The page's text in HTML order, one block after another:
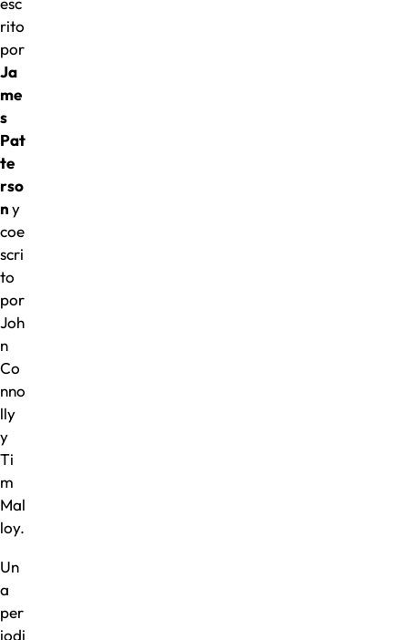
rito
por
Ja
me
s
Pat
te
rso
ny
coe
scri
to
por
Joh
n
Co
nno
lly
y
Ti
m
Mal
loy.
Un
a
per
iodi